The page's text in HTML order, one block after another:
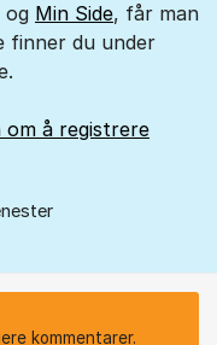
og Min Side, får man
finner du under
å registrere
kommentarer.